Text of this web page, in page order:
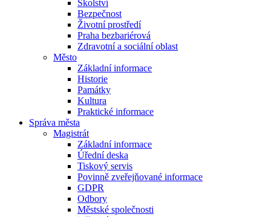
Školství
Bezpečnost
Životní prostředí
Praha bezbariérová
Zdravotní a sociální oblast
Město
Základní informace
Historie
Památky
Kultura
Praktické informace
Správa města
Magistrát
Základní informace
Úřední deska
Tiskový servis
Povinně zveřejňované informace
GDPR
Odbory
Městské společnosti